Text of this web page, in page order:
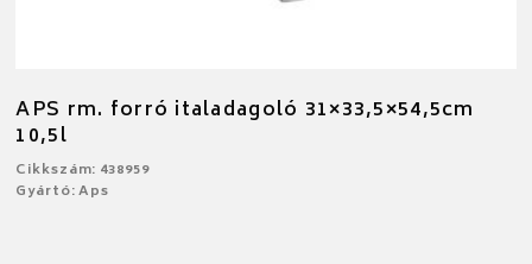
APS rm. forró italadagoló 31×33,5×54,5cm
10,5l
Cikkszám: 438959
Gyártó: Aps